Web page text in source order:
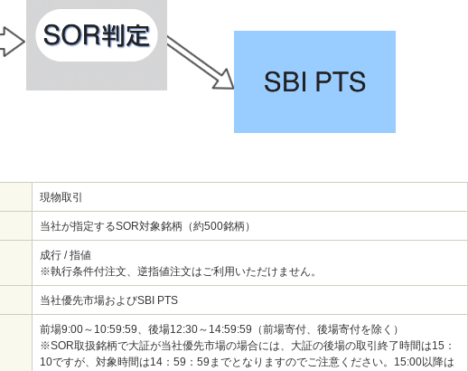
現物取引
当社が指定するSOR対象銘柄（約500銘柄）
成行 / 指値
※執行条件付注文、逆指値注文はご利用いただけません。
当社優先市場およびSBI PTS
前場9:00～10:59:59、後場12:30～14:59:59（前場寄付、後場寄付を除く）
※SOR取扱銘柄で大証が当社優先市場の場合には、大証の後場の取引終了時間は15：
10ですが、対象時間は14：59：59までとなりますのでご注意ください。15:00以降は